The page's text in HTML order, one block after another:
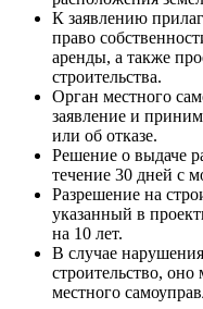
К заявлению
право
аренды, а также
строительства.
Орган местного
заявление и
или об отказе.
Решение о выдаче
течение 30 дней с
Разрешение на
указанный в
на 10 лет.
В случае
строительство,
местного